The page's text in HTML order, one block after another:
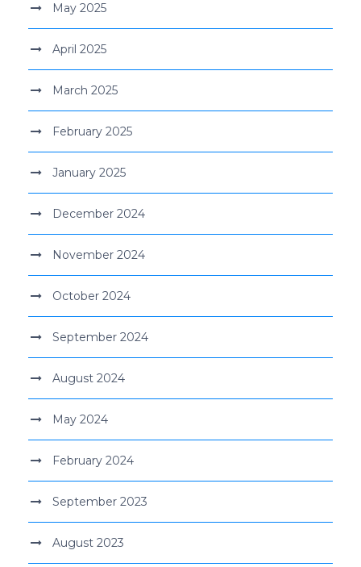
May 2025
April 2025
March 2025
February 2025
January 2025
December 2024
November 2024
October 2024
September 2024
August 2024
May 2024
February 2024
September 2023
August 2023